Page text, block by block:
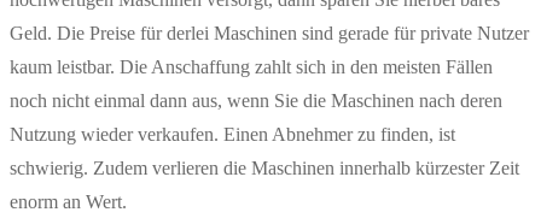
Geld. Die Preise für derlei Maschinen sind gerade für private Nutzer
kaum leistbar. Die Anschaffung zahlt sich in den meisten Fällen
noch nicht einmal dann aus, wenn Sie die Maschinen nach deren
Nutzung wieder verkaufen. Einen Abnehmer zu finden, ist
schwierig. Zudem verlieren die Maschinen innerhalb kürzester Zeit
enorm an Wert.